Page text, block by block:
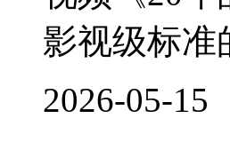
影视级标准
2026-05-15